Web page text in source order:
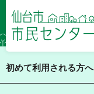
仙台市 市民センタ
ー
初めて利用される方へ